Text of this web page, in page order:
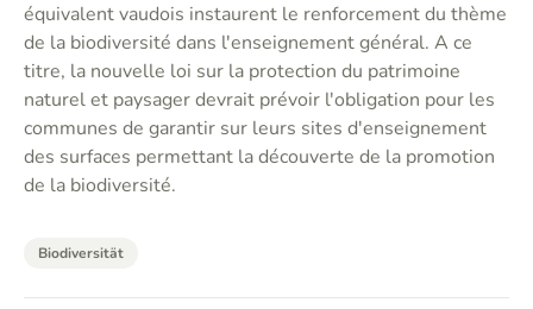
équivalent vaudois instaurent le renforcement du thème
de la biodiversité dans l'enseignement général. A ce
titre, la nouvelle loi sur la protection du patrimoine
naturel et paysager devrait prévoir l'obligation pour les
communes de garantir sur leurs sites d'enseignement
des surfaces permettant la découverte de la promotion
de la biodiversité.
Biodiversität